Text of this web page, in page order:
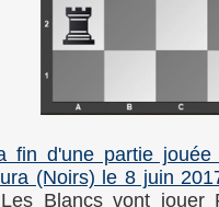
fin d'une partie
(Noirs) le 8 juin
Blancs vont